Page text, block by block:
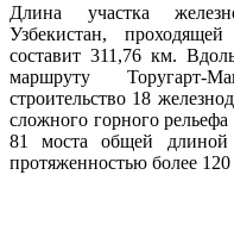
Длина участка
Узбекистан,
составит 311,76 км.
маршруту Торугарт-
строительство 18
сложного горного рельефа
81 моста общей
протяженностью более